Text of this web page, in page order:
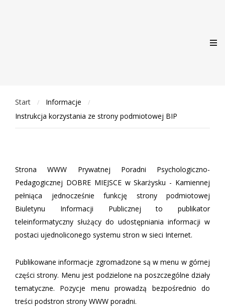
Start / Informacje /
Instrukcja korzystania ze strony podmiotowej BIP
Strona WWW Prywatnej Poradni Psychologiczno-
Pedagogicznej DOBRE MIEJSCE w Skarżysku - Kamiennej
pełniąca jednocześnie funkcję strony podmiotowej
Biuletynu Informacji Publicznej to publikator
teleinformatyczny służący do udostępniania informacji w
postaci ujednoliconego systemu stron w sieci Internet.
Publikowane informacje zgromadzone są w menu w górnej
części strony. Menu jest podzielone na poszczególne działy
tematyczne. Pozycje menu prowadzą bezpośrednio do
treści podstron strony WWW poradni.